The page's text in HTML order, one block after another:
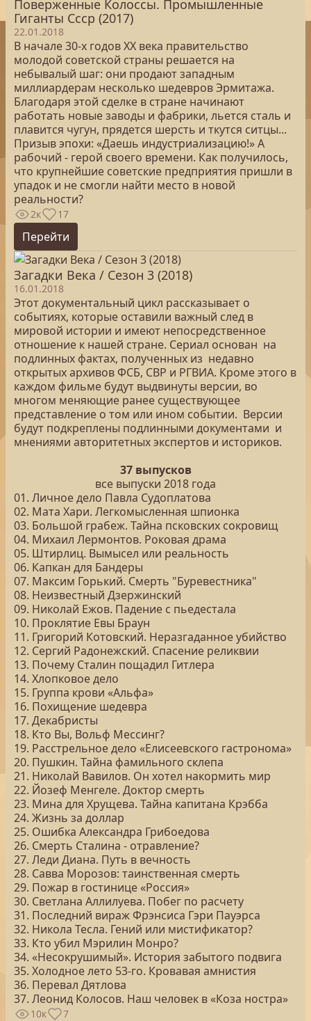
Поверженные Колоссы. Промышленные
Гиганты Ссср (2017)
22.01.2018
В начале 30-х годов XX века правительство
молодой советской страны решается на
небывалый шаг: они продают западным
миллиардерам несколько шедевров Эрмитажа.
Благодаря этой сделке в стране начинают
работать новые заводы и фабрики, льется сталь и
плавится чугун, прядется шерсть и ткутся ситцы...
Призыв эпохи: «Даешь индустриализацию!» А
рабочий - герой своего времени. Как получилось,
что крупнейшие советские предприятия пришли в
упадок и не смогли найти место в новой
реальности?
2к 17
Перейти
Загадки Века / Сезон 3 (2018)
16.01.2018
Этот документальный цикл рассказывает о
событиях, которые оставили важный след в
мировой истории и имеют непосредственное
отношение к нашей стране. Сериал основан на
подлинных фактах, полученных из недавно
открытых архивов ФСБ, СВР и РГВИА. Кроме этого в
каждом фильме будут выдвинуты версии, во
многом меняющие ранее существующее
представление о том или ином событии. Версии
будут подкреплены подлинными документами и
мнениями авторитетных экспертов и историков.
37 выпусков
все выпуски 2018 года
01. Личное дело Павла Судоплатова
02. Мата Хари. Легкомысленная шпионка
03. Большой грабеж. Тайна псковских сокровищ
04. Михаил Лермонтов. Роковая драма
05. Штирлиц. Вымысел или реальность
06. Капкан для Бандеры
07. Максим Горький. Смерть "Буревестника"
08. Неизвестный Дзержинский
09. Николай Ежов. Падение с пьедестала
10. Проклятие Евы Браун
11. Григорий Котовский. Неразгаданное убийство
12. Сергий Радонежский. Спасение реликвии
13. Почему Сталин пощадил Гитлера
14. Хлопковое дело
15. Группа крови «Альфа»
16. Похищение шедевра
17. Декабристы
18. Кто Вы, Вольф Мессинг?
19. Расстрельное дело «Елисеевского гастронома»
20. Пушкин. Тайна фамильного склепа
21. Николай Вавилов. Он хотел накормить мир
22. Йозеф Менгеле. Доктор смерть
23. Мина для Хрущева. Тайна капитана Крэбба
24. Жизнь за доллар
25. Ошибка Александра Грибоедова
26. Смерть Сталина - отравление?
27. Леди Диана. Путь в вечность
28. Савва Морозов: таинственная смерть
29. Пожар в гостинице «Россия»
30. Светлана Аллилуева. Побег по расчету
31. Последний вираж Фрэнсиса Гэри Пауэрса
32. Никола Тесла. Гений или мистификатор?
33. Кто убил Мэрилин Монро?
34. «Несокрушимый». История забытого подвига
35. Холодное лето 53-го. Кровавая амнистия
36. Перевал Дятлова
37. Леонид Колосов. Наш человек в «Коза ностра»
10к 7